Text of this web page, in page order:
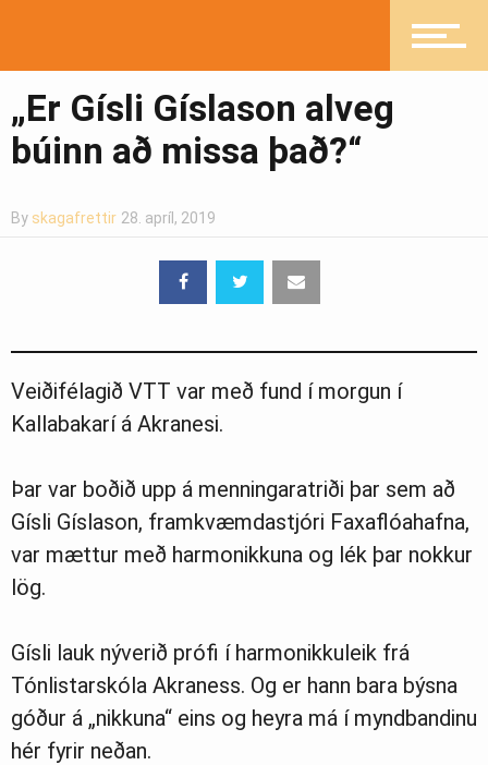
Heilsueflandi samfélag
Ljósmyndasafn
„Er Gísli Gíslason alveg
búinn að missa það?“
By skagafrettir 28. apríl, 2019
Veiðifélagið VTT var með fund í morgun í
Kallabakarí á Akranesi.
Þar var boðið upp á menningaratriði þar sem að
Gísli Gíslason, framkvæmdastjóri Faxaflóahafna,
var mættur með harmonikkuna og lék þar nokkur
lög.
Gísli lauk nýverið prófi í harmonikkuleik frá
Tónlistarskóla Akraness. Og er hann bara býsna
góður á „nikkuna“ eins og heyra má í myndbandinu
hér fyrir neðan.